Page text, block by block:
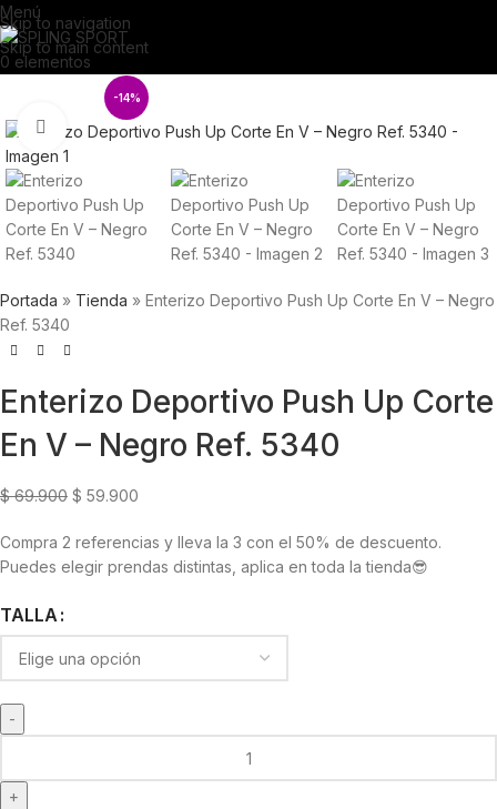
Skip to navigation
Skip to main content
Menú
0 elementos
-14%
Click para agrandar
Portada » Tienda » Enterizo Deportivo Push Up Corte En V – Negro
Ref. 5340
Enterizo Deportivo Push Up Corte
En V – Negro Ref. 5340
$69.900 $ 59.900
Compra 2 referencias y lleva la 3 con el 50% de descuento.
Puedes elegir prendas distintas, aplica en toda la tienda😎
TALLA